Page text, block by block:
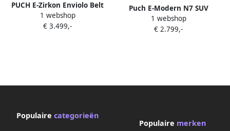
PUCH E-Zirkon Enviolo Belt
Elektrische fiets 600Wh Grijs
mat
1 webshop
€ 3.499,-
Puch E-Modern N7 SUV
Elektrische fiets 600Wh Grijs
1 webshop
€ 2.799,-
Populaire categorieën
Populaire merken